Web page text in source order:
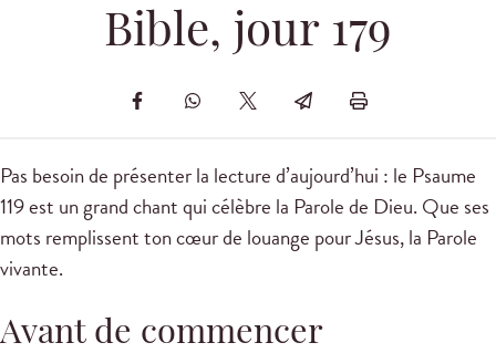
Bible, jour 179
Pas besoin de présenter la lecture d’aujourd’hui : le Psaume
119est un grand chant qui célèbre la Parole de Dieu. Que ses
mots remplissent ton cœur de louange pour Jésus, la Parole
vivante.
Avant de commencer